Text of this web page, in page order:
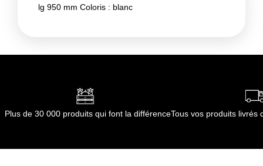
lg 950 mm Coloris : blanc
Plus de 30 000 produits qui font la différenceTous vos produits livrés